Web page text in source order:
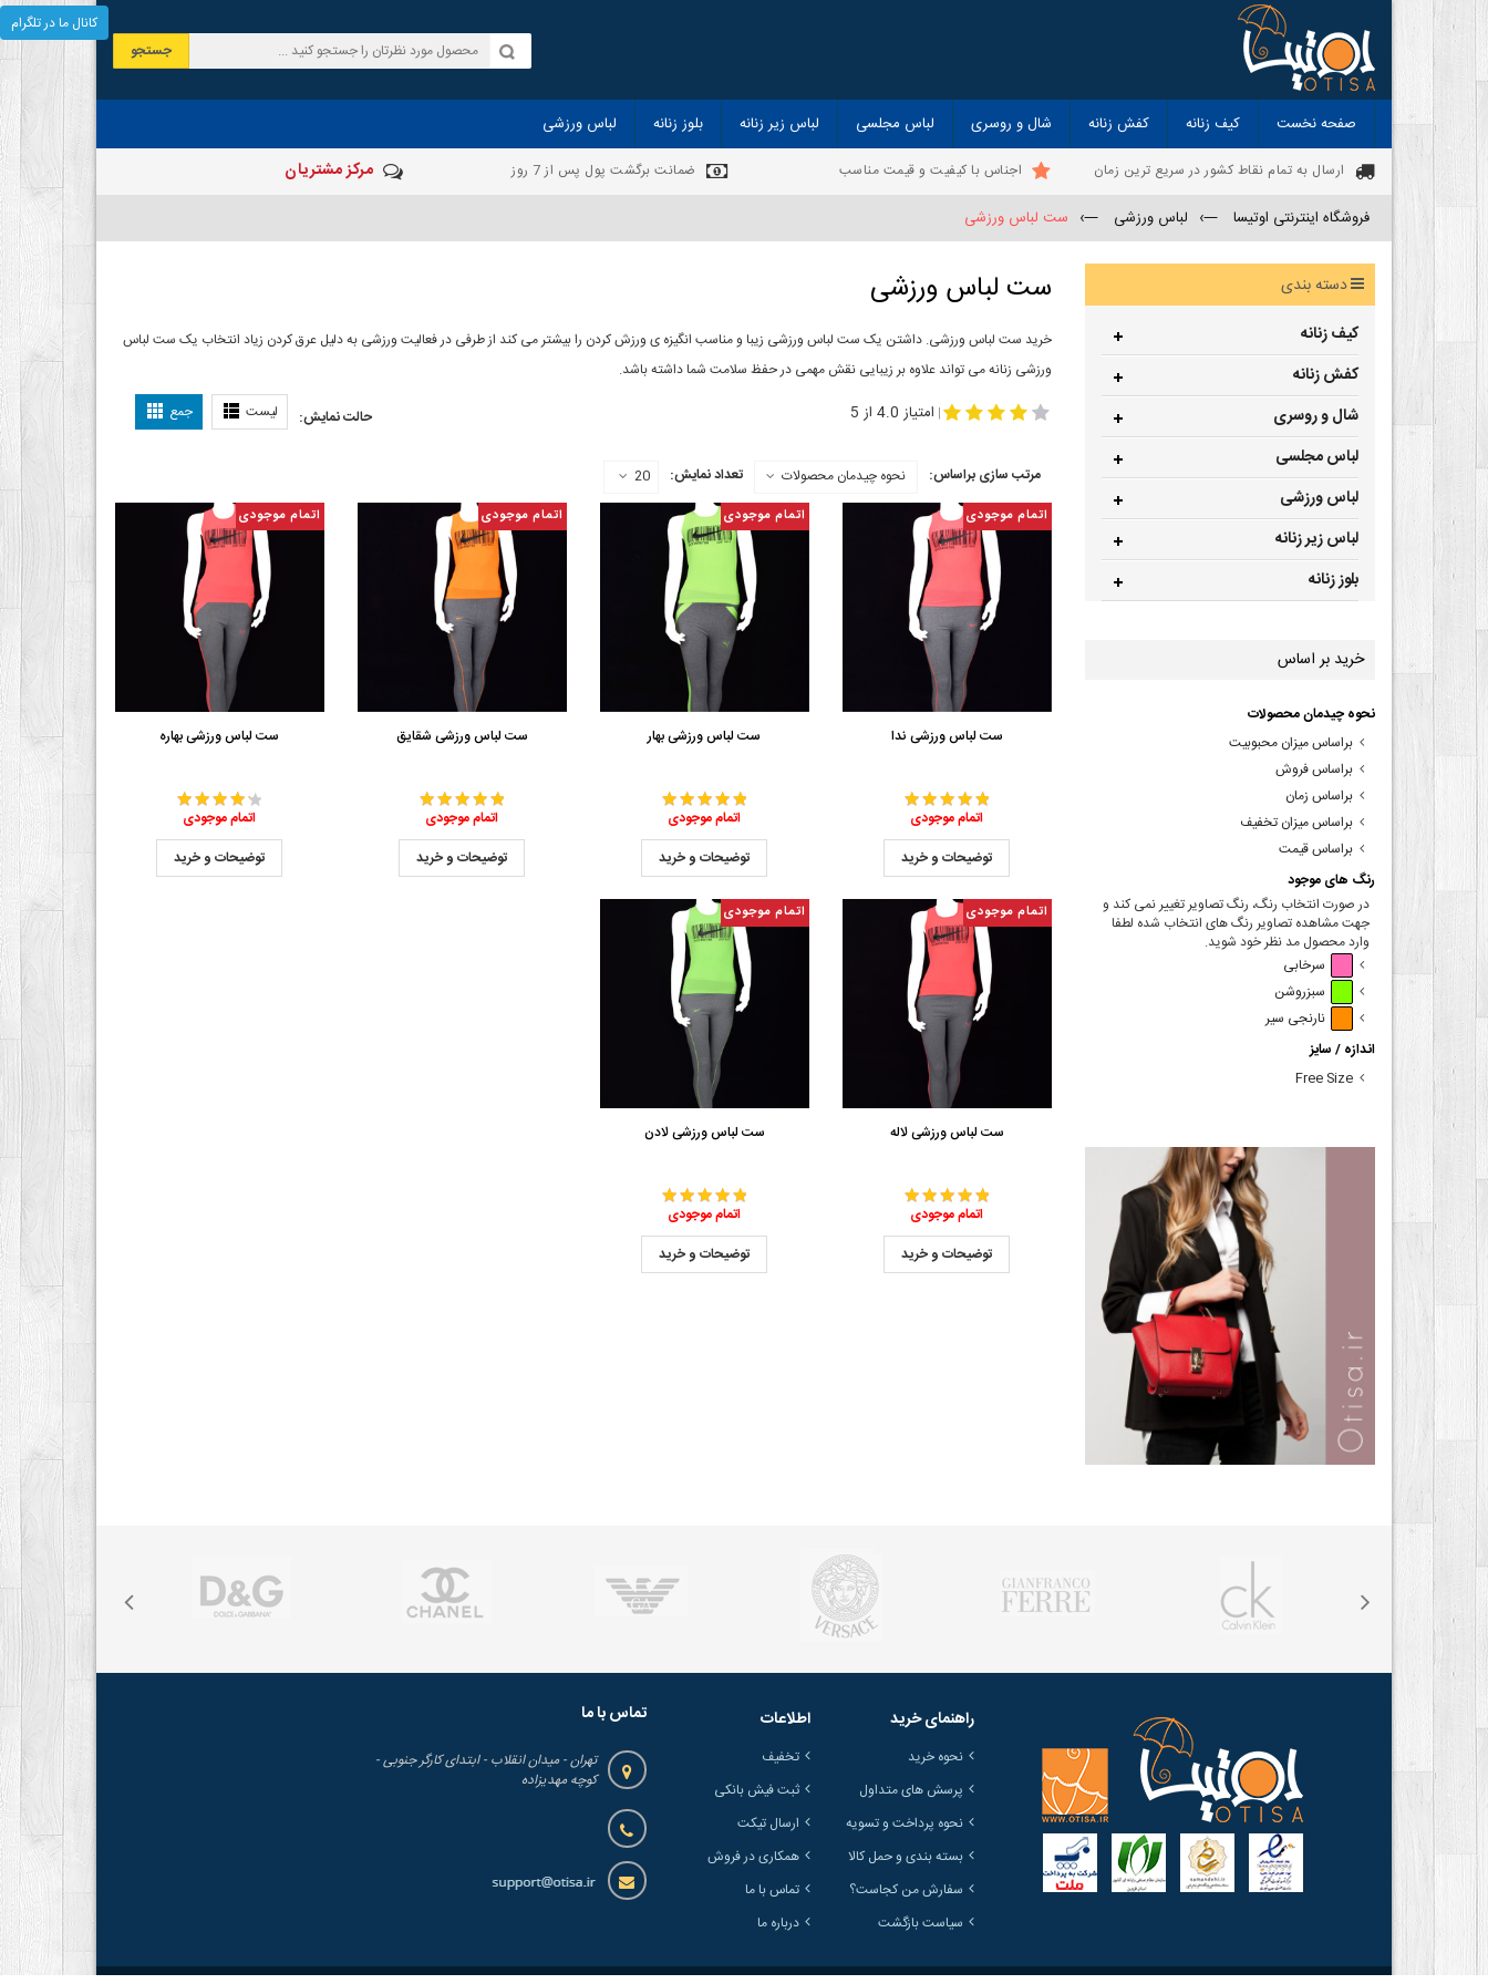
جستجو
صفحه نخست کیف زنانه کفش زنانه شال و روسری لباس مجلسی لباس زیر زنانه بلوز زنانه لباس ورزشی
ارسال به تمام نقاط کشور در سریع ترین زمان اجناس با کیفیت و قیمت مناسب ضمانت برگشت پول پس از 7 روز مرکز مشتریان
فروشگاه اینترنتی اوتیسا —› لباس ورزشی —› ست لباس ورزشی
ست لباس ورزشی
خرید ست لباس ورزشی. داشتن یک ست لباس ورزشی زیبا و مناسب انگیزه ی ورزش کردن را بیشتر می کند از طرفی در فعالیت ورزشی به دلیل عرق کردن زیاد انتخاب یک ست لباس
ورزشی زنانه می تواند علاوه بر زیبایی نقش مهمی در حفظ سلامت شما داشته باشد.
حالت نمایش: لیست جمع | امتیاز 4.0 از 5
مرتب سازی براساس: نحوه چیدمان محصولات تعداد نمایش: 20
اتمام موجودی
ست لباس ورزشی ندا
اتمام موجودی
توضیحات و خرید
اتمام موجودی
ست لباس ورزشی بهار
اتمام موجودی
توضیحات و خرید
اتمام موجودی
ست لباس ورزشی شقایق
اتمام موجودی
توضیحات و خرید
اتمام موجودی
ست لباس ورزشی بهاره
اتمام موجودی
توضیحات و خرید
اتمام موجودی
ست لباس ورزشی لاله
اتمام موجودی
توضیحات و خرید
اتمام موجودی
ست لباس ورزشی لادن
اتمام موجودی
توضیحات و خرید
دسته بندی
کیف زنانه
کفش زنانه
شال و روسری
لباس مجلسی
لباس ورزشی
لباس زیر زنانه
بلوز زنانه
خرید بر اساس
نحوه چیدمان محصولات
براساس میزان محبوبیت
براساس فروش
براساس زمان
براساس میزان تخفیف
براساس قیمت
رنگ های موجود
در صورت انتخاب رنگ، رنگ تصاویر تغییر نمی کند و
جهت مشاهده تصاویر رنگ های انتخاب شده لطفا
وارد محصول مد نظر خود شوید.
سرخابی
سبزروشن
نارنجی سیر
اندازه / سایز
Free Size
راهنمای خرید
نحوه خرید
پرسش های متداول
نحوه پرداخت و تسویه
بسته بندی و حمل کالا
سفارش من کجاست؟
سیاست بازگشت
اطلاعات
تخفیف
ثبت فیش بانکی
ارسال تیکت
همکاری در فروش
تماس با ما
درباره ما
تماس با ما
تهران - میدان انقلاب - ابتدای کارگر جنوبی -
کوچه مهدیزاده
کانال ما در تلگرام